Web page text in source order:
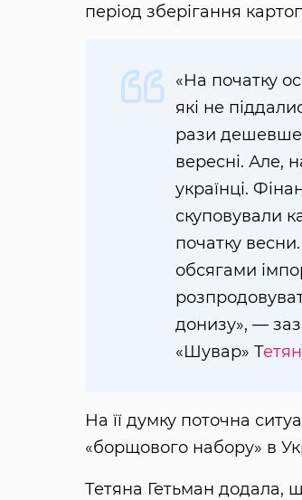
період зберігання
«На початку
які не
рази дешевше,
вересні. Але,
українці.
скуповували
початку
обсягами
донизу», —
«Шувар» Т
На її думку поточна
«борщового набору» в
Тетяна Гетьман додала,